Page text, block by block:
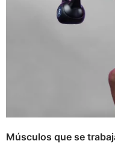
Músculos que se